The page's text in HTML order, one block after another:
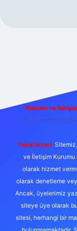
Reklam ve
Yasal Uyarı:
ve İletişim Kurumu
olarak hizmet
olarak denetleme
Ancak, üyelerimiz
siteye üye olarak
sitesi, herhangi bir